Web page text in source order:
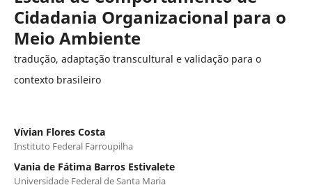
Cidadania Organizacional para o
Meio Ambiente
tradução, adaptação transcultural e validação para o
contexto brasileiro
Vívian Flores Costa
Instituto Federal Farroupilha
Vania de Fátima Barros Estivalete
Universidade Federal de Santa Maria